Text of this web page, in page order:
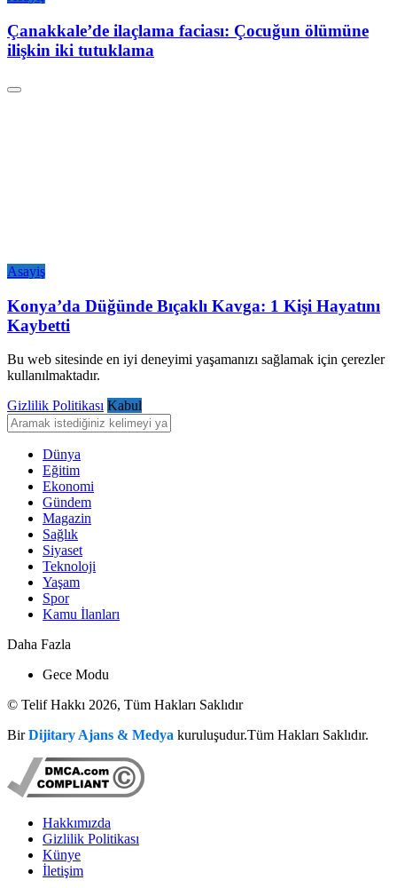
Çanakkale’de ilaçlama faciası: Çocuğun ölümüne
ilişkin iki tutuklama
Asayiş
Konya’da Düğünde Bıçaklı Kavga: 1 Kişi Hayatını
Kaybetti
Bu web sitesinde en iyi deneyimi yaşamanızı sağlamak için çerezler
kullanılmaktadır.
Gizlilik Politikası Kabul
Dünya
Eğitim
Ekonomi
Gündem
Magazin
Sağlık
Siyaset
Teknoloji
Yaşam
Spor
Kamu İlanları
Daha Fazla
Gece Modu
© Telif Hakkı 2026, Tüm Hakları Saklıdır
BirDijitary Ajans & Medya kuruluşudur.Tüm Hakları Saklıdır.
Hakkımızda
Gizlilik Politikası
Künye
İletişim